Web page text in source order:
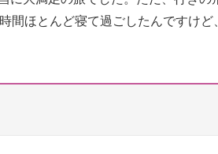
間ほとんど寝て過ごしたんですけど